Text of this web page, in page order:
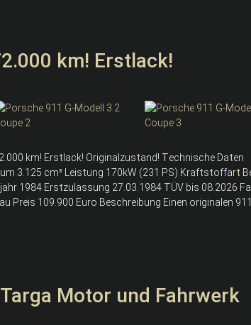
km! Erstlack!
km! Erst lack! Originalzustand! Technische Daten
3.125 cm³ Leistung 170kW (231 PS) Kraftstoffart
1984 Erstzulassung 27.03.1984 TÜV bis 08.2026
Preis 109.900 Euro Beschreibung Einen originalen
Motor und Fahrwerk